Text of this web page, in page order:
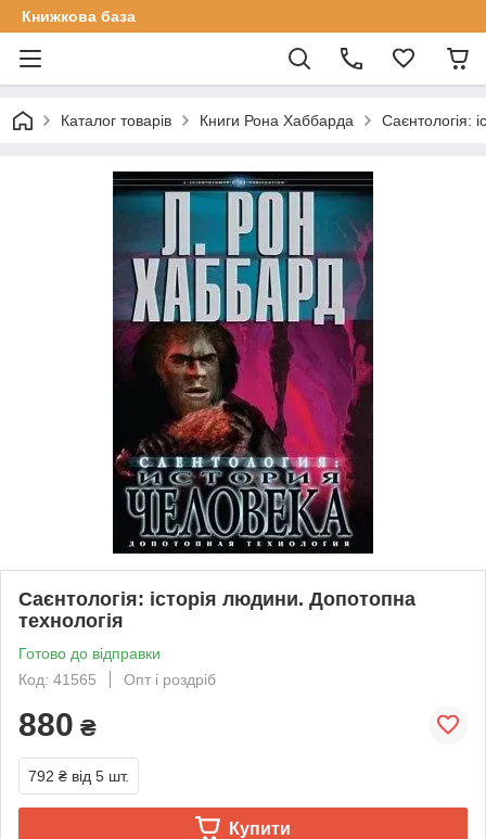
Книжкова база
Каталог товарів Книги Рона Хаббарда Саєнтологія:
Саєнтологія: історія людини. Допотопна
технологія
Готово до відправки
Код: 41565
Опт і роздріб
880 ₴
792 ₴ від 5 шт.
Купити